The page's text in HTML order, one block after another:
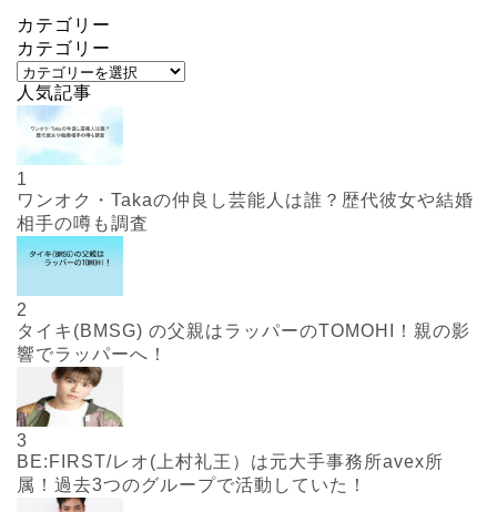
カテゴリー
カテゴリー
人気記事
1
ワンオク・Takaの仲良し芸能人は誰？歴代彼女や結婚
相手の噂も調査
2
タイキ(BMSG) の父親はラッパーのTOMOHI！親の影
響でラッパーへ！
3
BE:FIRST/レオ(上村礼王）は元大手事務所avex所
属！過去3つのグループで活動していた！